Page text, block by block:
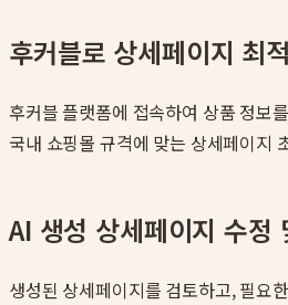
후커블로 상세페이지 최
후커블 플랫폼에 접속하여 상품 정보
국내 쇼핑몰 규격에 맞는 상세페이지
AI 생성 상세페이지 수정
생성된 상세페이지를 검토하고, 필요